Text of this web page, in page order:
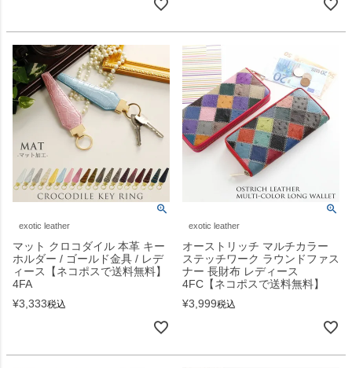
exotic leather
マット クロコダイル 本革 キー
ホルダー / ゴールド金具 / レデ
ィース【ネコポスで送料無料】
4FA
¥3,333税込
exotic leather
オーストリッチ マルチカラー
ステッチワーク ラウンドファス
ナー 長財布 レディース
4FC【ネコポスで送料無料】
¥3,999税込